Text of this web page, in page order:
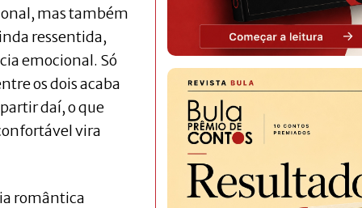
mas também
ressentida,
emocional. Só
os dois acaba
daí, o que
vira
romântica